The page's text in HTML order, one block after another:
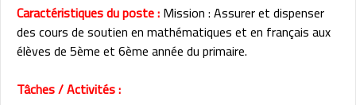
Caractéristiques du poste :Mission : Assurer et dispenser
des cours de soutien en mathématiques et en français aux
élèves de 5ème et 6ème année du primaire.
Tâches / Activités :